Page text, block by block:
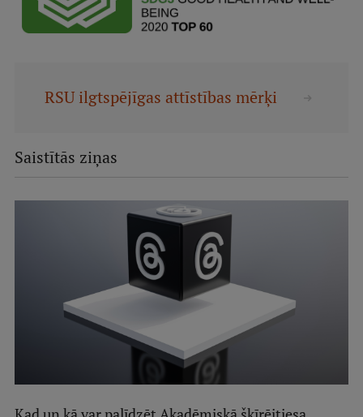
RSU ilgtspējīgas attīstības mērķi
Saistītās ziņas